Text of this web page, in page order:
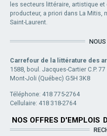
les secteurs littéraire, artistique
producteur, a priori dans La Mitis,
Saint-Laurent.
Carrefour de la littérature des
1588, boul. Jacques-Cartier C.P. 77
Mont-Joli (Québec) G5H 3K8
Téléphone: 418 775-2764
Cellulaire: 418 318-2764
NOS OFFRES D'EMPLOIS